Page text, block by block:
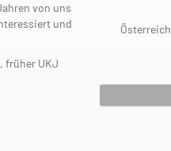
von uns
und
früher UKJ